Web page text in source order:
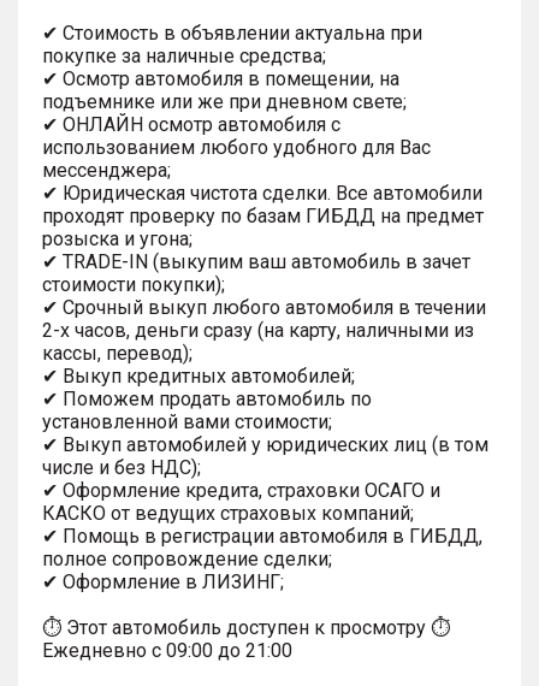
✔ Стоимость в объявлении актуальна при
покупке за наличные средства;
✔ Осмотр автомобиля в помещении, на
подъемнике или же при дневном свете;
✔ ОНЛАЙН осмотр автомобиля с
использованием любого удобного для Вас
мессенджера;
✔ Юридическая чистота сделки. Все автомобили
проходят проверку по базам ГИБДД на предмет
розыска и угона;
✔ TRADE-IN (выкупим ваш автомобиль в зачет
стоимости покупки);
✔ Срочный выкуп любого автомобиля в течении
2-х часов, деньги сразу (на карту, наличными из
кассы, перевод);
✔ Выкуп кредитных автомобилей;
✔ Поможем продать автомобиль по
установленной вами стоимости;
✔ Выкуп автомобилей у юридических лиц (в том
числе и без НДС);
✔ Оформление кредита, страховки ОСАГО и
КАСКО от ведущих страховых компаний;
✔ Помощь в регистрации автомобиля в ГИБДД,
полное сопровождение сделки;
✔ Оформление в ЛИЗИНГ;
⏱ Этот автомобиль доступен к просмотру ⏱
Ежедневно с 09:00 до 21:00